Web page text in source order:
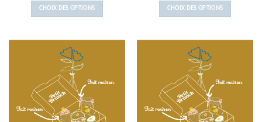
CHOIX DES OPTIONS CHOIX DES OPTIONS